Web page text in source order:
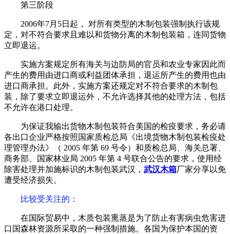
第三阶段
2006年7月5日起， 对所有类型的木制包装强制执行该规
定，对不符合要求且难以和货物分离的木制包装箱，连同货物
立即退运。
实施方案规定所有海关与边防局的官员和农业专家因此而
产生的费用由进口商或利益团体承担，退运所产生的费用也由
进口商承担。此外，实施方案还规定对不符合要求的木制包
装，除了要求立即退运外，不允许选择其他的处理方法，包括
不允许在港口处理。
为保证我输出货物木制包装符合美国的检疫要求，务必请
各出口企业严格按照国家质检总局《出境货物木制包装检疫处
理管理办法》（ 2005 年第 69 号令）和质检总局、海关总署、
商务部、国家林业局 2005 年第 4 号联合公告的要求，使用经
除害处理并加施标识的木制包装武汉， 武汉木箱厂家分享以免
遭受经济损失。
比较受关注的 ：
在国际贸易中，木质包装熏蒸是为了防止有害病虫危害进
口国森林资源所采取的一种强制措施。各国为保护本国的资